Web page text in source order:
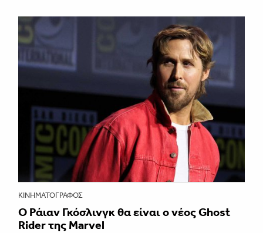
ΚΙΝΗΜΑΤΟΓΡΆΦΟΣ
Ο Ράιαν Γκόσλινγκ θα είναι ο νέος Ghost
Rider της Marvel